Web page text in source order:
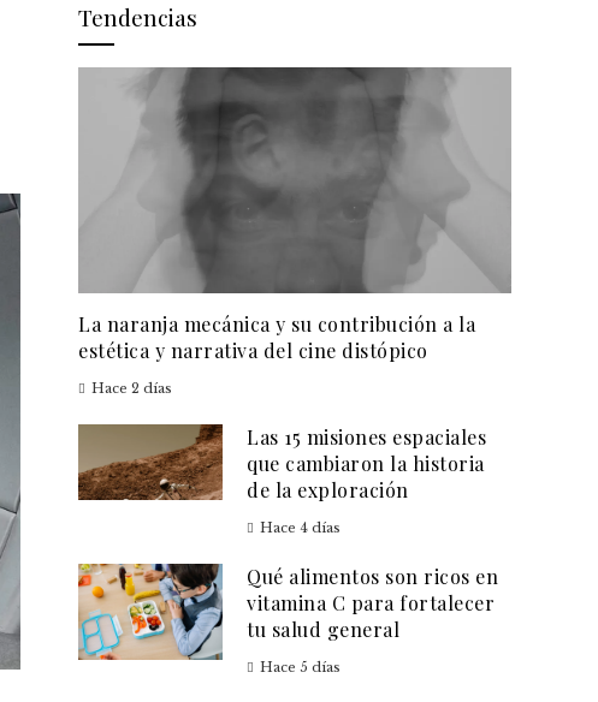
Tendencias
La naranja mecánica y su contribución a la
estética y narrativa del cine distópico
Hace 2 días
Las 15 misiones espaciales
que cambiaron la historia
de la exploración
Hace 4 días
Qué alimentos son ricos en
vitamina C para fortalecer
tu salud general
Hace 5 días